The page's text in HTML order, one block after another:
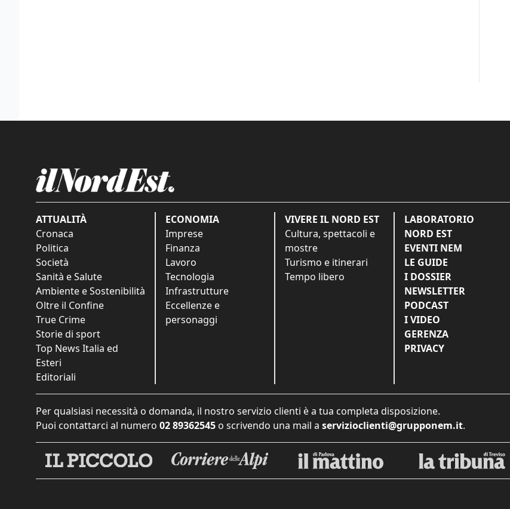
ATTUALITÀ
Cronaca
Politica
Società
Sanità e Salute
Ambiente e Sostenibilità
Oltre il Confine
True Crime
Storie di sport
Top News Italia ed
Esteri
Editoriali
ECONOMIA
Imprese
Finanza
Lavoro
Tecnologia
Infrastrutture
Eccellenze e
personaggi
VIVERE IL NORD EST
Cultura, spettacoli e
mostre
Turismo e itinerari
Tempo libero
LABORATORIO
NORD EST
EVENTI NEM
LE GUIDE
I DOSSIER
NEWSLETTER
PODCAST
I VIDEO
GERENZA
PRIVACY
Per qualsiasi necessità o domanda, il nostro servizio clienti è a tua completa disposizione.
Puoi contattarci al numero 02 89362545 o scrivendo una mail a servizioclienti@grupponem.it.